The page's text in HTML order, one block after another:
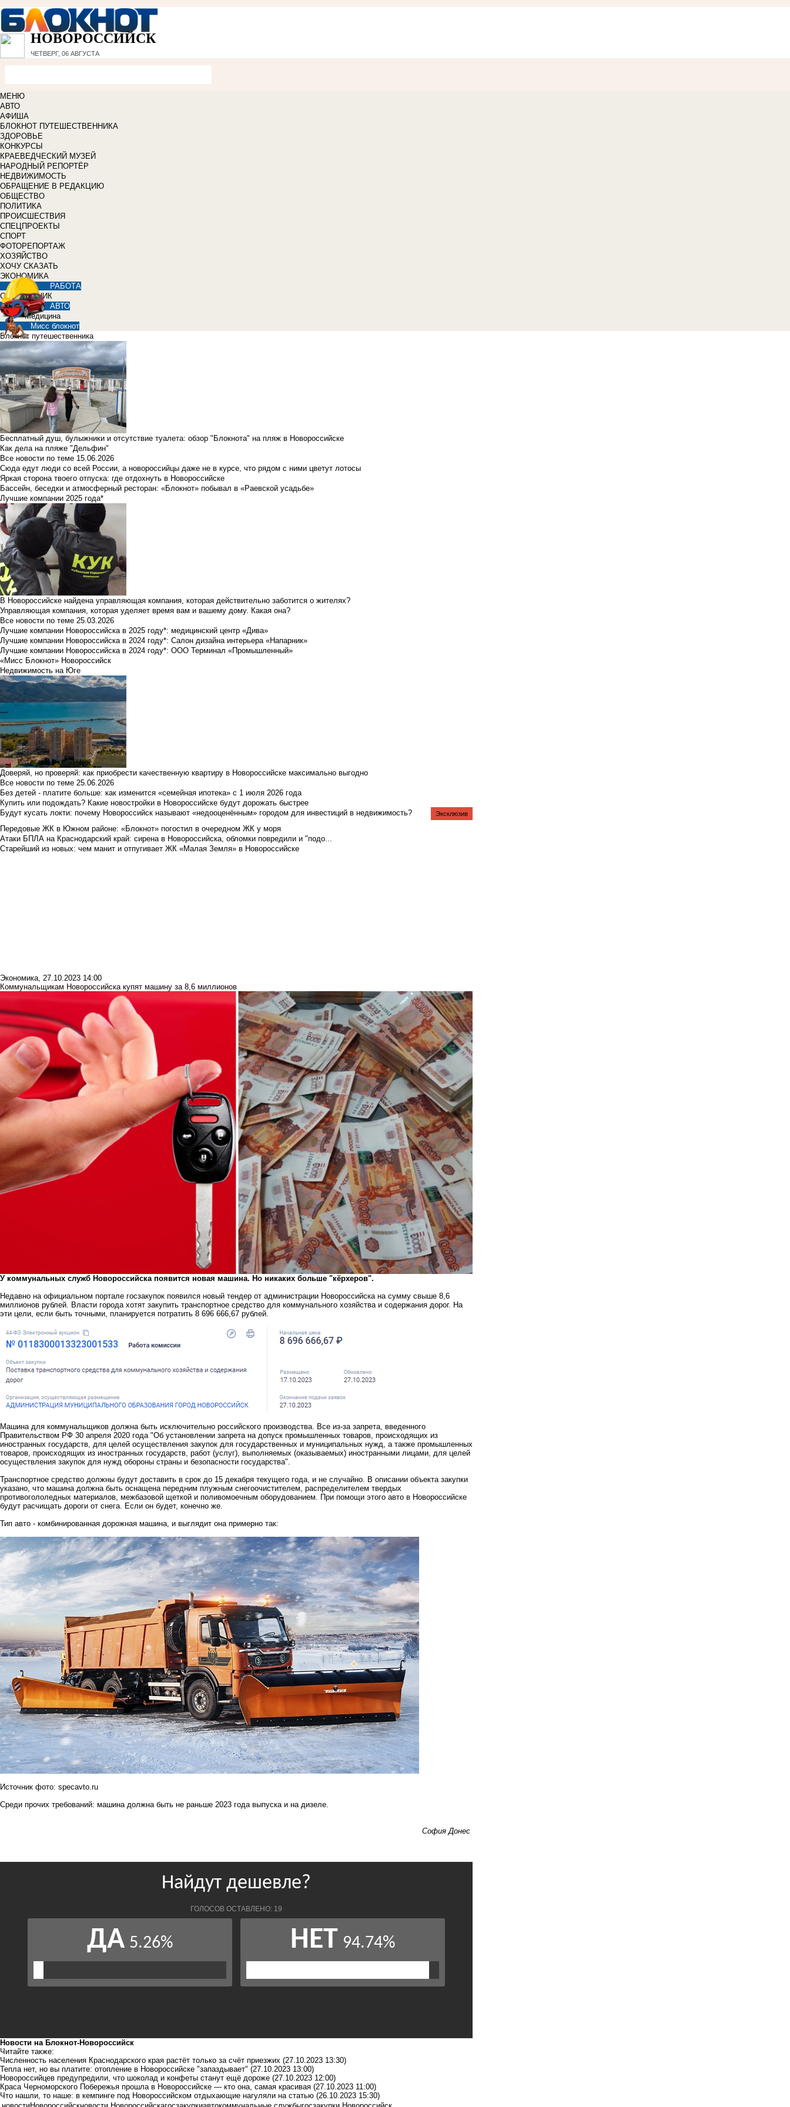
НОВОРОССИЙСК
ЧЕТВЕРГ, 06 АВГУСТА
МЕНЮ
АВТО
АФИША
БЛОКНОТ ПУТЕШЕСТВЕННИКА
ЗДОРОВЬЕ
КОНКУРСЫ
КРАЕВЕДЧЕСКИЙ МУЗЕЙ
НАРОДНЫЙ РЕПОРТЁР
НЕДВИЖИМОСТЬ
ОБРАЩЕНИЕ В РЕДАКЦИЮ
ОБЩЕСТВО
ПОЛИТИКА
ПРОИСШЕСТВИЯ
СПЕЦПРОЕКТЫ
СПОРТ
ФОТОРЕПОРТАЖ
ХОЗЯЙСТВО
ХОЧУ СКАЗАТЬ
ЭКОНОМИКА
РАБОТА
СПРАВОЧНИК
АВТО
Медицина
Мисс блокнот
Блокнот путешественника
Бесплатный душ, булыжники и отсутствие туалета: обзор "Блокнота" на пляж в Новороссийске
Как дела на пляже "Дельфин"
Все новости по теме 15.06.2026
Сюда едут люди со всей России, а новороссийцы даже не в курсе, что рядом с ними цветут лотосы
Яркая сторона твоего отпуска: где отдохнуть в Новороссийске
Бассейн, беседки и атмосферный ресторан: «Блокнот» побывал в «Раевской усадьбе»
Лучшие компании 2025 года*
В Новороссийске найдена управляющая компания, которая действительно заботится о жителях?
Управляющая компания, которая уделяет время вам и вашему дому. Какая она?
Все новости по теме 25.03.2026
Лучшие компании Новороссийска в 2025 году*: медицинский центр «Дива»
Лучшие компании Новороссийска в 2024 году*: Салон дизайна интерьера «Напарник»
Лучшие компании Новороссийска в 2024 году*: ООО Терминал «Промышленный»
«Мисс Блокнот» Новороссийск
Недвижимость на Юге
Доверяй, но проверяй: как приобрести качественную квартиру в Новороссийске максимально выгодно
Все новости по теме 25.06.2026
Без детей - платите больше: как изменится «семейная ипотека» с 1 июля 2026 года
Купить или подождать? Какие новостройки в Новороссийске будут дорожать быстрее
Будут кусать локти: почему Новороссийск называют «недооценённым» городом для инвестиций в недвижимость?
Передовые ЖК в Южном районе: «Блокнот» погостил в очередном ЖК у моря
Атаки БПЛА на Краснодарский край: сирена в Новороссийска, обломки повредили и "подо...
Старейший из новых: чем манит и отпугивает ЖК «Малая Земля» в Новороссийске
Эксклюзив
Экономика, 27.10.2023 14:00
Коммунальщикам Новороссийска купят машину за 8,6 миллионов
У коммунальных служб Новороссийска появится новая машина. Но никаких больше "кёрхеров".
Недавно на официальном портале госзакупок появился новый тендер от администрации Новороссийска на сумму свыше 8,6
миллионов рублей. Власти города хотят закупить транспортное средство для коммунального хозяйства и содержания дорог. На
эти цели, если быть точными, планируется потратить 8 696 666,67 рублей.
Машина для коммунальщиков должна быть исключительно российского производства. Все из-за запрета, введенного
Правительством РФ 30 апреля 2020 года "Об установлении запрета на допуск промышленных товаров, происходящих из
иностранных государств, для целей осуществления закупок для государственных и муниципальных нужд, а также промышленных
товаров, происходящих из иностранных государств, работ (услуг), выполняемых (оказываемых) иностранными лицами, для целей
осуществления закупок для нужд обороны страны и безопасности государства".
Транспортное средство должны будут доставить в срок до 15 декабря текущего года, и не случайно. В описании объекта закупки
указано, что машина должна быть оснащена передним плужным снегоочистителем, распределителем твердых
противогололедных материалов, межбазовой щеткой и поливомоечным оборудованием. При помощи этого авто в Новороссийске
будут расчищать дороги от снега. Если он будет, конечно же.
Тип авто - комбинированная дорожная машина, и выглядит она примерно так:
Источник фото: specavto.ru
Среди прочих требований: машина должна быть не раньше 2023 года выпуска и на дизеле.
София Донес
Новости на Блoкнoт-Новороссийск
Читайте также:
Численность населения Краснодарского края растёт только за счёт приезжих (27.10.2023 13:30)
Тепла нет, но вы платите: отопление в Новороссийске "запаздывает" (27.10.2023 13:00)
Новороссийцев предупредили, что шоколад и конфеты станут ещё дороже (27.10.2023 12:00)
Краса Черноморского Побережья прошла в Новороссийске — кто она, самая красивая (27.10.2023 11:00)
Что нашли, то наше: в кемпинге под Новороссийском отдыхающие нагуляли на статью (26.10.2023 15:30)